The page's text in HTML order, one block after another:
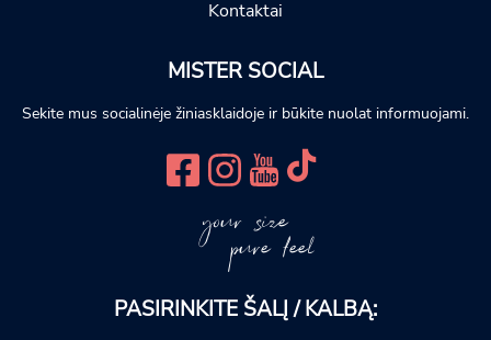
Kontaktai
MISTER SOCIAL
Sekite mus socialinėje žiniasklaidoje ir būkite nuolat informuojami.
your size
pure feel
PASIRINKITE ŠALĮ / KALBĄ: